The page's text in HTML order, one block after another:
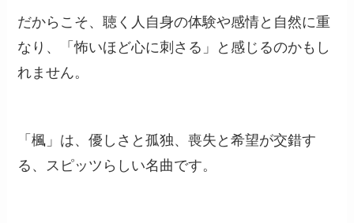
だからこそ、聴く人自身の体験や感情と自然に重
なり、「怖いほど心に刺さる」と感じるのかもし
れません。
「楓」は、優しさと孤独、喪失と希望が交錯す
る、スピッツらしい名曲です。